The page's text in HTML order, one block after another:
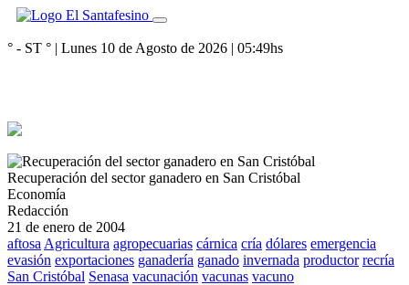
° - ST ° | Lunes 10 de Agosto de 2026 | 05:49hs
Recuperación del sector ganadero en San Cristóbal
Economía
Redacción
21 de enero de 2004
aftosa Agricultura agropecuarias cárnica cría dólares emergencia
evasión exportaciones ganadería ganado invernada productor recría
San Cristóbal Senasa vacunación vacunas vacuno